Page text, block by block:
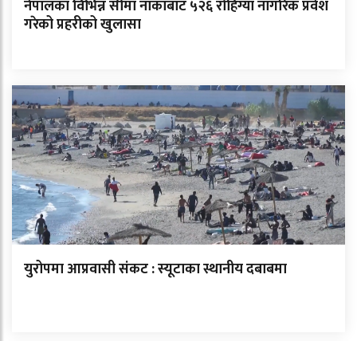
नेपालका विभिन्न सीमा नाकाबाट ५२६ रोहिंग्या नागरिक प्रवेश
गरेको प्रहरीको खुलासा
युरोपमा आप्रवासी संकट : स्यूटाका स्थानीय दबाबमा